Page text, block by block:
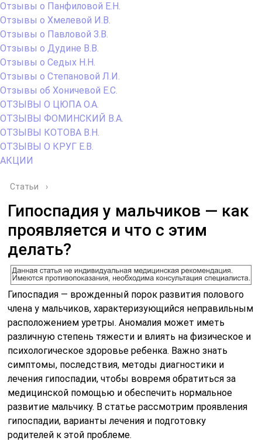
Отзывы о Панфиловой Е.Н.
Отзывы о Хмелевой И.В.
Отзывы о Павловой З.В.
Отзывы о Дудине В.В.
Отзывы о Седых Н.Н.
Отзывы о Степановой Л.И.
Отзывы об Хоничевой Е.С.
ОТЗЫВЫ О ЦЮПА О.А.
ОТЗЫВЫ ФОМИНСКИЙ В.А.
ОТЗЫВЫ КОТОВА В.Н.
ОТЗЫВЫ О КРУГ Е.В.
АКЦИИ
Статьи ›
Гипоспадия у мальчиков — как
проявляется и что с этим
делать?
Гипоспадия — врожденный порок развития полового
члена у мальчиков, характеризующийся неправильным
расположением уретры. Аномалия может иметь
различную степень тяжести и влиять на физическое и
психологическое здоровье ребенка. Важно знать
симптомы, последствия, методы диагностики и
лечения гипоспадии, чтобы вовремя обратиться за
медицинской помощью и обеспечить нормальное
развитие мальчику. В статье рассмотрим проявления
гипоспадии, варианты лечения и подготовку
родителей к этой проблеме.